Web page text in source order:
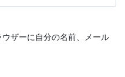
ザーに自分の名前、メール